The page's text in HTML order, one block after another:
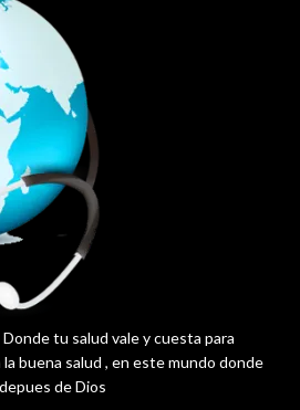
tu salud vale y cuesta para
buena salud , en este mundo donde
de Dios